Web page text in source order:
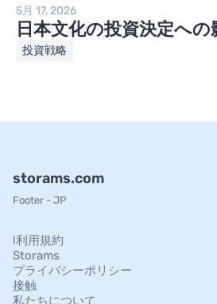
5月 17, 2026
日本文化の投資決定への
投資戦略
storams.com
Footer - JP
l利用規約
Storams
プライバシーポリシー
接触